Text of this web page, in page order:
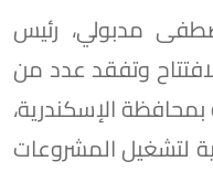
مدبولي، رئيس
وتفقد عدد من
الإسكندرية،
لتشغيل المشروعات